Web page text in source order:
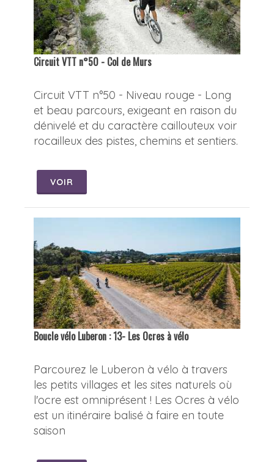
Circuit VTT n°50 - Col de Murs
Circuit VTT n°50 - Niveau rouge - Long
et beau parcours, exigeant en raison du
dénivelé et du caractère caillouteux voir
rocailleux des pistes, chemins et sentiers.
VOIR
Boucle vélo Luberon : 13- Les Ocres à vélo
Parcourez le Luberon à vélo à travers
les petits villages et les sites naturels où
l'ocre est omniprésent ! Les Ocres à vélo
est un itinéraire balisé à faire en toute
saison